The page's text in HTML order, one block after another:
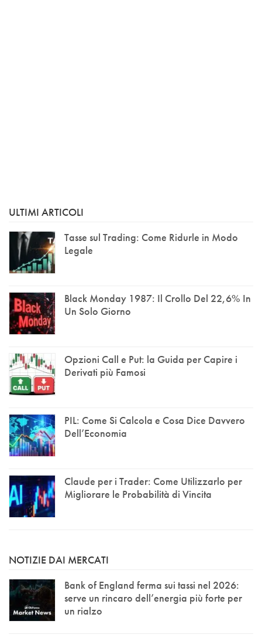
ULTIMI ARTICOLI
Tasse sul Trading: Come Ridurle in Modo
Legale
Black Monday 1987: Il Crollo Del 22,6% In
Un Solo Giorno
Opzioni Call e Put: la Guida per Capire i
Derivati più Famosi
PIL: Come Si Calcola e Cosa Dice Davvero
Dell’Economia
Claude per i Trader: Come Utilizzarlo per
Migliorare le Probabilità di Vincita
NOTIZIE DAI MERCATI
Bank of England ferma sui tassi nel 2026:
serve un rincaro dell’energia più forte per
un rialzo